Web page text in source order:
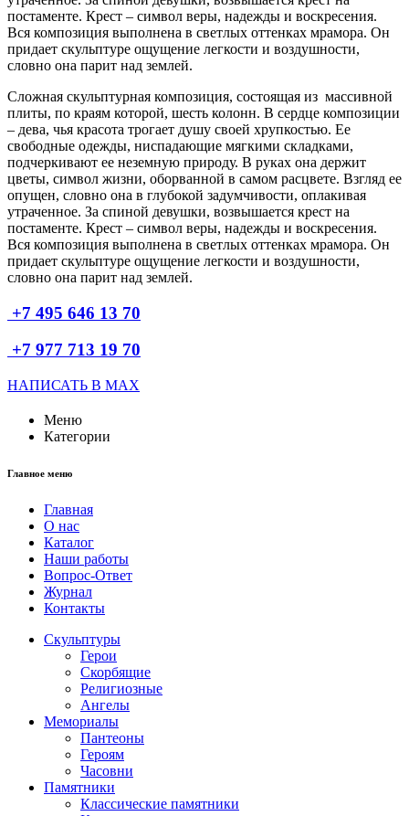
постаменте. Крест – символ веры, надежды и воскресения.
Вся композиция выполнена в светлых оттенках мрамора. Он
придает скульптуре ощущение легкости и воздушности,
словно она парит над землей.
Сложная скульптурная композиция, состоящая из массивной
плиты, по краям которой, шесть колонн. В сердце композиции
– дева, чья красота трогает душу своей хрупкостью. Ее
свободные одежды, ниспадающие мягкими складками,
подчеркивают ее неземную природу. В руках она держит
цветы, символ жизни, оборванной в самом расцвете. Взгляд ее
опущен, словно она в глубокой задумчивости, оплакивая
утраченное. За спиной девушки, возвышается крест на
постаменте. Крест – символ веры, надежды и воскресения.
Вся композиция выполнена в светлых оттенках мрамора. Он
придает скульптуре ощущение легкости и воздушности,
словно она парит над землей.
+7 495 646 13 70
+7 977 713 19 70
НАПИСАТЬ В MAX
Меню
Категории
Главное меню
Главная
О нас
Каталог
Наши работы
Вопрос-Ответ
Журнал
Контакты
Скульптуры
Герои
Скорбящие
Религиозные
Ангелы
Мемориалы
Пантеоны
Героям
Часовни
Памятники
Классические памятники